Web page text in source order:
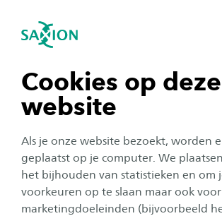
Cookies op deze
website
Als je onze website bezoekt, worden
geplaatst op je computer. We
het bijhouden van statistieken en om
voorkeuren op te slaan maar ook voor
marketingdoeleinden (bijvoorbeeld
Navigatie openen
tonen
tonen
tonen
sluiten
Onderzoek